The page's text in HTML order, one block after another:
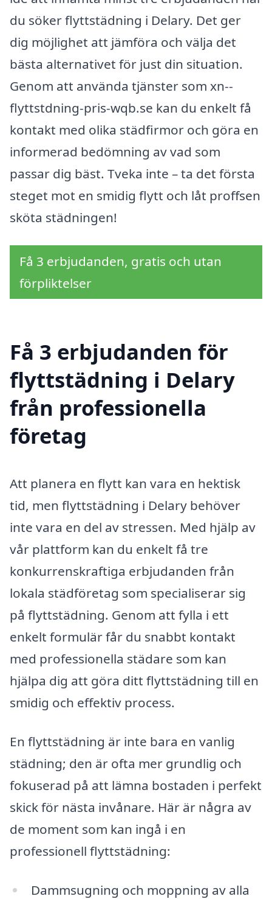
du söker flyttstädning i Delary. Det ger
dig möjlighet att jämföra och välja det
bästa alternativet för just din situation.
Genom att använda tjänster som xn--
flyttstdning-pris-wqb.se kan du enkelt få
kontakt med olika städfirmor och göra en
informerad bedömning av vad som
passar dig bäst. Tveka inte – ta det första
steget mot en smidig flytt och låt proffsen
sköta städningen!
Få 3 erbjudanden, gratis och utan
förpliktelser
Få 3 erbjudanden för
flyttstädning i Delary
från professionella
företag
Att planera en flytt kan vara en hektisk
tid, men flyttstädning i Delary behöver
inte vara en del av stressen. Med hjälp av
vår plattform kan du enkelt få tre
konkurrenskraftiga erbjudanden från
lokala städföretag som specialiserar sig
på flyttstädning. Genom att fylla i ett
enkelt formulär får du snabbt kontakt
med professionella städare som kan
hjälpa dig att göra ditt flyttstädning till en
smidig och effektiv process.
En flyttstädning är inte bara en vanlig
städning; den är ofta mer grundlig och
fokuserad på att lämna bostaden i perfekt
skick för nästa invånare. Här är några av
de moment som kan ingå i en
professionell flyttstädning:
Dammsugning och moppning av alla